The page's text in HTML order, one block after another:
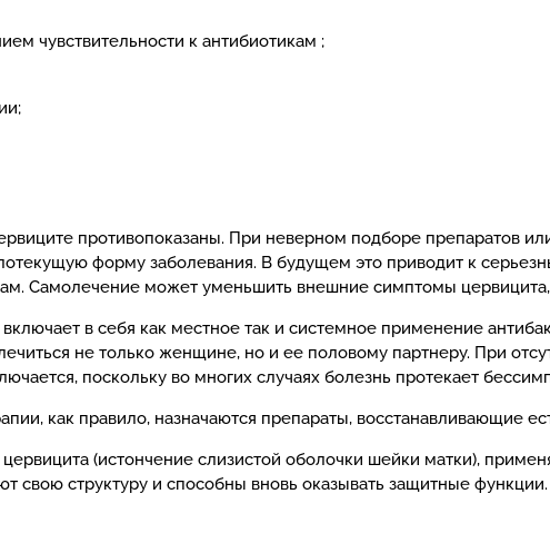
чувствительности к антибиотикам ;
противопоказаны. При неверном подборе препаратов
форму заболевания. В будущем это приводит к
Самолечение может уменьшить внешние симптомы цервицита,
в себя как местное так и системное применение
не только женщине, но и ее половому партнеру. При
поскольку во многих случаях болезнь протекает
как правило, назначаются препараты, восстанавливающие
(истончение слизистой оболочки шейки матки),
свою структуру и способны вновь оказывать защитные функции.